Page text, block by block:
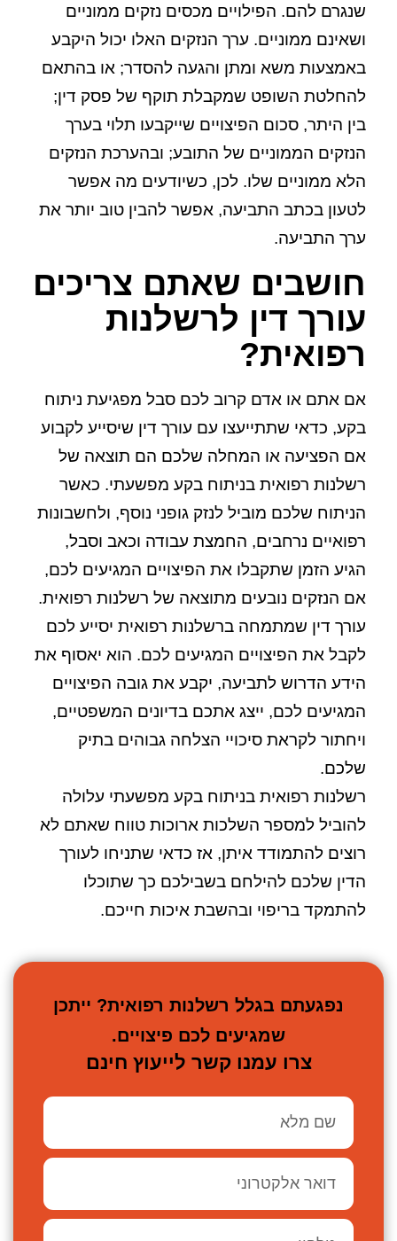
שנגרם להם. הפילויים מכסים נזקים ממוניים
ושאינם ממוניים. ערך הנזקים האלו יכול היקבע
באמצעות משא ומתן והגעה להסדר; או בהתאם
להחלטת השופט שמקבלת תוקף של פסק דין;
בין היתר, סכום הפיצויים שייקבעו תלוי בערך
הנזקים הממוניים של התובע; ובהערכת הנזקים
הלא ממוניים שלו. לכן, כשיודעים מה אפשר
לטעון בכתב התביעה, אפשר להבין טוב יותר את
ערך התביעה.
חושבים שאתם צריכים
עורך דין לרשלנות
רפואית?
אם אתם או אדם קרוב לכם סבל מפגיעת ניתוח
בקע, כדאי שתתייעצו עם עורך דין שיסייע לקבוע
אם הפציעה או המחלה שלכם הם תוצאה של
רשלנות רפואית בניתוח בקע מפשעתי. כאשר
הניתוח שלכם מוביל לנזק גופני נוסף, ולחשבונות
רפואיים נרחבים, החמצת עבודה וכאב וסבל,
הגיע הזמן שתקבלו את הפיצויים המגיעים לכם,
אם הנזקים נובעים מתוצאה של רשלנות רפואית.
עורך דין שמתמחה ברשלנות רפואית יסייע לכם
לקבל את הפיצויים המגיעים לכם. הוא יאסוף את
הידע הדרוש לתביעה, יקבע את גובה הפיצויים
המגיעים לכם, ייצג אתכם בדיונים המשפטיים,
ויחתור לקראת סיכויי הצלחה גבוהים בתיק
שלכם.
רשלנות רפואית בניתוח בקע מפשעתי עלולה
להוביל למספר השלכות ארוכות טווח שאתם לא
רוצים להתמודד איתן, אז כדאי שתניחו לעורך
הדין שלכם להילחם בשבילכם כך שתוכלו
להתמקד בריפוי ובהשבת איכות חייכם.
נפגעתם בגלל רשלנות רפואית? ייתכן
שמגיעים לכם פיצויים.
צרו עמנו קשר לייעוץ חינם